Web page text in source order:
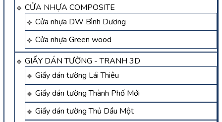
CỬA NHỰA COMPOSITE
Cửa nhựa DW Bình Dương
Cửa nhựa Green wood
GIẤY DÁN TƯỜNG - TRANH 3D
Giấy dán tường Lái Thiêu
Giấy dán tường Thành Phố Mới
Giấy dán tường Thủ Dầu Một